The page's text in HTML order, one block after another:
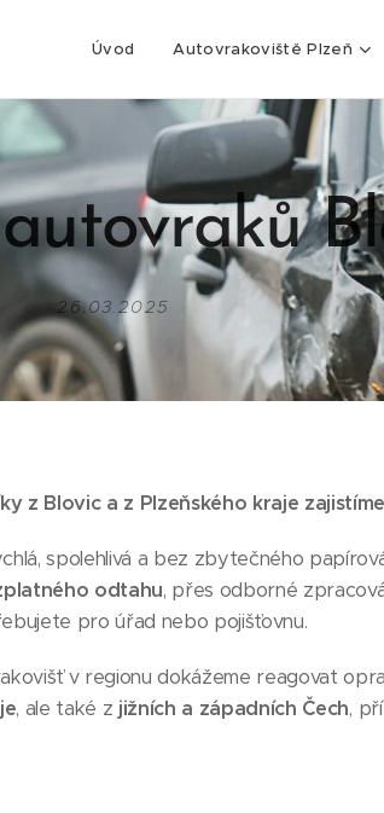
Úvod Autovrakoviště Plzeň
26.03.2025
z Blovic a z Plzeňského kraje
spolehlivá a bez zbytečného
odtahu, přes odborné
pro úřad nebo pojišťovnu.
v regionu dokážeme reagovat
, ale také z jižních a západních Čech,